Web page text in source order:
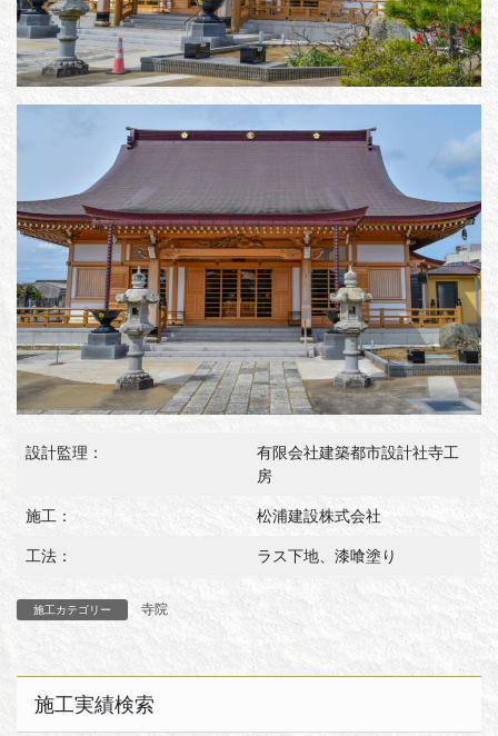
設計監理：
有限会社建築都市設計社寺工
房
施工： 松浦建設株式会社
工法： ラス下地、漆喰塗り
施工カテゴリー 寺院
施工実績検索